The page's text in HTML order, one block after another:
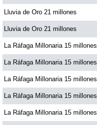
Lluvia de Oro 21 millones
Lluvia de Oro 21 millones
La Ráfaga Millonaria 15 millones
La Ráfaga Millonaria 15 millones
La Ráfaga Millonaria 15 millones
La Ráfaga Millonaria 15 millones
La Ráfaga Millonaria 15 millones